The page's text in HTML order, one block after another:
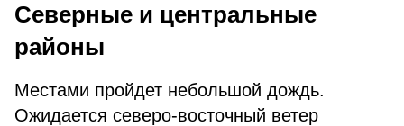
Северные и центральные
районы
Местами пройдет небольшой дождь.
Ожидается северо-восточный ветер